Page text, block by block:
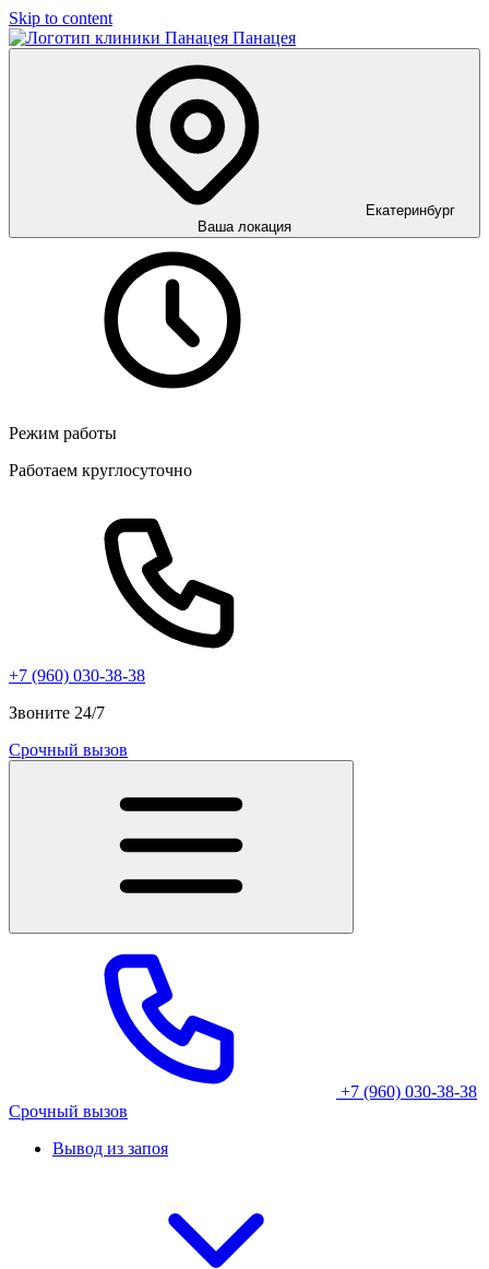
Skip to content
Панацея
Екатеринбург
Ваша локация
Режим работы
Работаем круглосуточно
+7 (960) 030-38-38
Звоните 24/7
Срочный вызов
+7 (960) 030-38-38
Срочный вызов
Вывод из запоя